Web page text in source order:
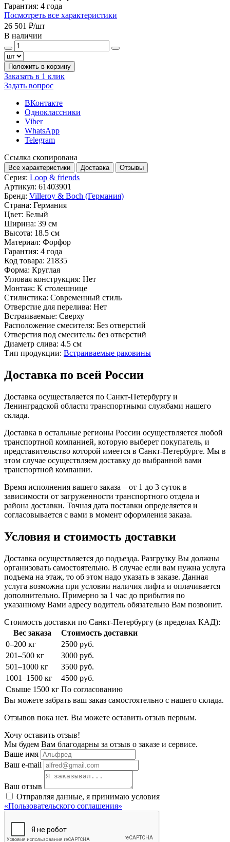
Гарантия: 4 года
Посмотреть все характеристики
26 501 ₽/шт
В наличии
Положить в корзину
Заказать в 1 клик
Задать вопрос
ВКонтакте
Одноклассники
Viber
WhatsApp
Telegram
Ссылка скопирована
Все характеристики Доставка Отзывы
Серия: Loop & friends
Артикул: 61403901
Бренд: Villeroy & Boch (Германия)
Страна: Германия
Цвет: Белый
Ширина: 39 см
Высота: 18.5 см
Материал: Форфор
Гарантия: 4 года
Код товара: 21835
Форма: Круглая
Угловая конструкция: Нет
Монтаж: К столешнице
Стилистика: Современный стиль
Отверстие для перелива: Нет
Встраиваемые: Сверху
Расположение смесителя: Без отверстий
Отверстия под смеситель: без отверстий
Диаметр слива: 4.5 см
Тип продукции: Встраиваемые раковины
Доставка по всей России
Доставка осуществляется по Санкт-Петербургу и
Ленинградской области транспортными службами нашего
склада.
Доставка в остальные регионы России осуществляется любой
транспортной компанией, которую выберет покупатель, и
представительство которой имеется в Санкт-Петербурге. Мы в
этом случае осуществляем доставку до выбранной вами
транспортной компании.
Время исполнения вашего заказа – от 1 до 3 суток в
зависимости от загруженности транспортного отдела и
района доставки. Точная дата поставки определяется и
согласовывается с вами в момент оформления заказа.
Условия и стоимость доставки
Доставка осуществляется до подъезда. Разгрузку Вы должны
организовать самостоятельно. В случае если вам нужна услуга
подъема на этаж, то об этом надо указать в заказе. Данная
услуга возможна при условии наличия лифта и оплачивается
дополнительно. Примерно за 1 час до прибытия по
указанному Вами адресу водитель обязательно Вам позвонит.
Стоимость доставки по Санкт-Петербургу (в пределах КАД):
Вес заказа
Стоимость доставки
0–200 кг
2500 руб.
201–500 кг
3000 руб.
501–1000 кг
3500 руб.
1001–1500 кг
4500 руб.
Свыше 1500 кг По согласованию
Вы можете забрать ваш заказ самостоятельно с нашего склада.
Отзывов пока нет. Вы можете оставить отзыв первым.
Хочу оставить отзыв!
Мы будем Вам благодарны за отзыв о заказе и сервисе.
Ваше имя
Ваш e-mail
Ваш отзыв
Отправляя данные, я принимаю условия
«Пользовательского соглашения»